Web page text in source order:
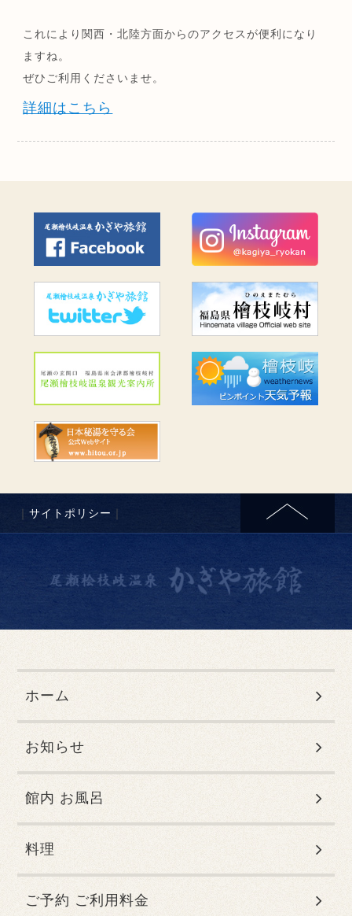
これにより関西・北陸方面からのアクセスが便利になり
ますね。
ぜひご利用くださいませ。
詳細はこちら
｜サイトポリシー
ホーム
お知らせ
館内 お風呂
料理
ご予約 ご利用料金